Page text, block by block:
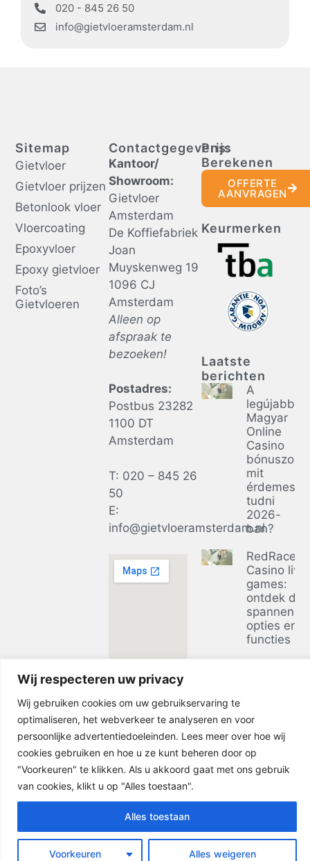
Wij respecteren uw privacy
Wij gebruiken cookies om uw gebruikservaring te
optimaliseren, het webverkeer te analyseren en voor
persoonlijke advertentiedoeleinden. Lees meer over hoe wij
cookies gebruiken en hoe u ze kunt beheren door op
"Voorkeuren" te klikken. Als u akkoord gaat met ons gebruik
van cookies, klikt u op "Alles toestaan".
Voorkeuren Alles weigeren
Alles toestaan
020 - 845 26 50
info@gietvloeramsterdam.nl
Sitemap
Gietvloer
Gietvloer prijzen
Betonlook vloer
Vloercoating
Epoxyvloer
Epoxy gietvloer
Foto’s
Gietvloeren
Contactgegevens:
Kantoor/
Showroom:
Gietvloer
Amsterdam
De Koffiefabriek
Joan
Muyskenweg 19
1096 CJ
Amsterdam
Alleen op
afspraak te
bezoeken!
Postadres:
Postbus 23282
1100 DT
Amsterdam
T: 020 – 845 26
50
E:
info@gietvloeramsterdam.nl
Prijs
Berekenen
OFFERTE
AANVRAGEN
Keurmerken
Laatste
berichten
A
legújabb
Magyar
Online
Casino
bónuszok:
mit
érdemes
tudni
2026-
ban?
RedRacer
Casino live
games:
ontdek de
opties en
functies
in 2026
© 2026 -Gietvloer Amsterdam|Sitemap